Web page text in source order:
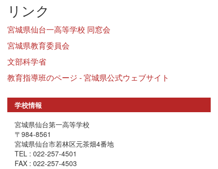
リンク
宮城県仙台一高等学校 同窓会
宮城県教育委員会
文部科学省
教育指導班のページ - 宮城県公式ウェブサイト
学校情報
宮城県仙台第一高等学校
〒984-8561
宮城県仙台市若林区元茶畑4番地
TEL : 022-257-4501
FAX : 022-257-4503